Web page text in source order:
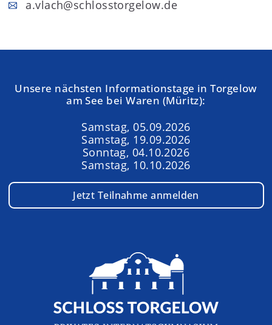
a.vlach@schlosstorgelow.de
Unsere nächsten Informationstage in Torgelow
am See bei Waren (Müritz):
Samstag, 05.09.2026
Samstag, 19.09.2026
Sonntag, 04.10.2026
Samstag, 10.10.2026
Jetzt Teilnahme anmelden